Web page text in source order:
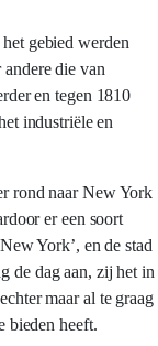
gebied werden
die van
en tegen 1810
industriële en
rond naar New York
er een soort
York’, en de stad
de dag aan, zij het in
maar al te graag
bieden heeft.